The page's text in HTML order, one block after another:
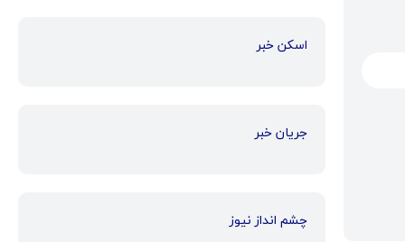
اسکن خبر
جریان خبر
چشم انداز نیوز